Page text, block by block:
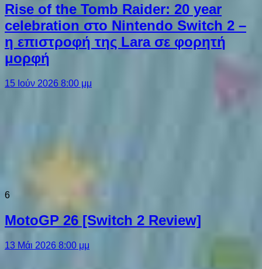
Rise of the Tomb Raider: 20 year
celebration στο Nintendo Switch 2 –
η επιστροφή της Lara σε φορητή
μορφή
15 Ιούν 2026 8:00 μμ
6
MotoGP 26 [Switch 2 Review]
13 Μάι 2026 8:00 μμ